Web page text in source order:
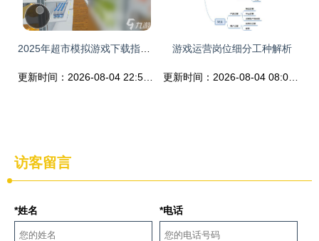
游戏运营岗位细分工种解析
访客留言
*姓名 *电话